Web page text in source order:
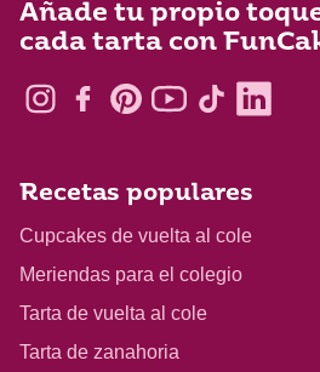
Añade tu propio
cada tarta con
Recetas populares
Cupcakes de vuelta al cole
Meriendas para el colegio
Tarta de vuelta al cole
Tarta de zanahoria